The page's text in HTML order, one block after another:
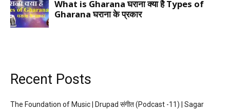
Recent Posts
The Foundation of Music | Drupad संगीत (Podcast -11) | Sagar